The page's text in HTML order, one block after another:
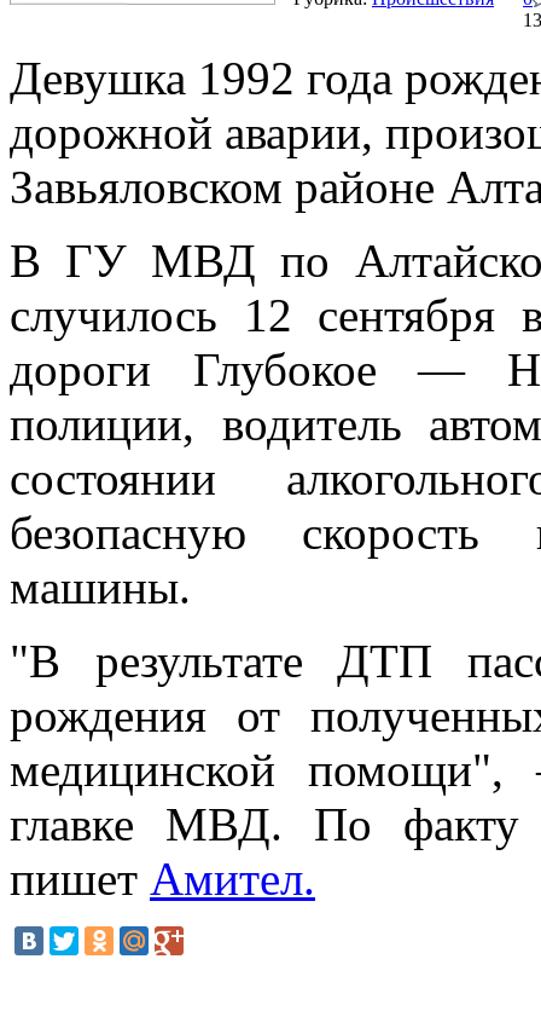
Девушка 1992 года
дорожной аварии,
Завьяловском районе
В ГУ МВД по
случилось 12 сентября
дороги Глубокое —
полиции, водитель
состоянии
безопасную
машины.
"В результате ДТП
рождения от
медицинской помощи",
главке МВД. По факту
пишет Амител.